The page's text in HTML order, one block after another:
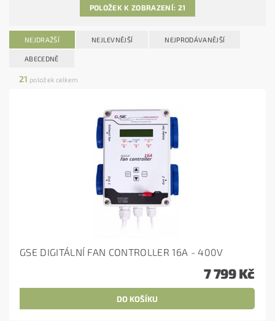
POLOŽEK K ZOBRAZENÍ: 21
NEJDRAŽŠÍ NEJLEVNĚJŠÍ NEJPRODÁVANĚJŠÍ
ABECEDNĚ
21 položek celkem
GSE DIGITÁLNÍ FAN CONTROLLER 16A - 400V
7 799 Kč